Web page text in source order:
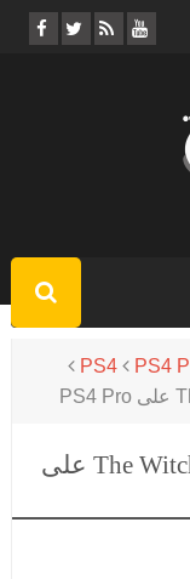
PS4 PS4
مشاكل التحديث الاخير للعبة The Witcher 3 على